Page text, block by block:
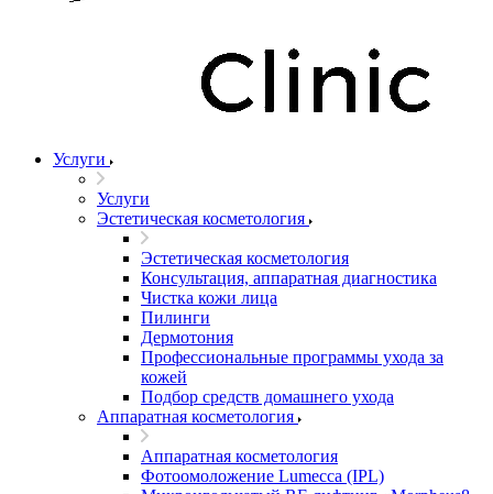
Услуги
Услуги
Эстетическая косметология
Эстетическая косметология
Консультация, аппаратная диагностика
Чистка кожи лица
Пилинги
Дермотония
Профессиональные программы ухода за
кожей
Подбор средств домашнего ухода
Аппаратная косметология
Аппаратная косметология
Фотоомоложение Lumecca (IPL)